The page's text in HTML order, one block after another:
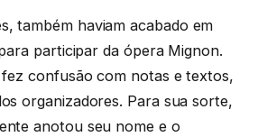
também haviam acabado em
participar da ópera Mignon.
confusão com notas e textos,
organizadores. Para sua sorte,
anotou seu nome e o